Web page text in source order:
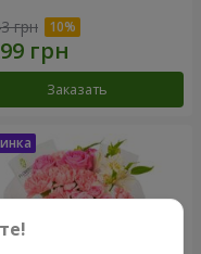
грн
Заказать